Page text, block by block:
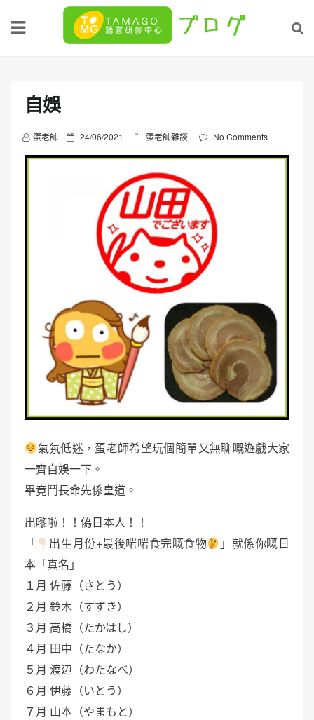
自娛
蛋老師
P
o
24/06/2021 蛋老師雜談 No Comments
氣氛低迷，蛋老師希望玩個簡單又無聊嘅遊戲大家
一齊自娛一下。
畢竟鬥長命先係皇道。
出嚟啦！！偽日本人！！
「
出生月份+最後啱啱食完嘅食物
」就係你嘅日
本「真名」
１月 佐藤（さとう）
２月 鈴木（すずき）
３月 高橋（たかはし）
４月 田中（たなか）
５月 渡辺（わたなべ）
６月 伊藤（いとう）
７月 山本（やまもと）